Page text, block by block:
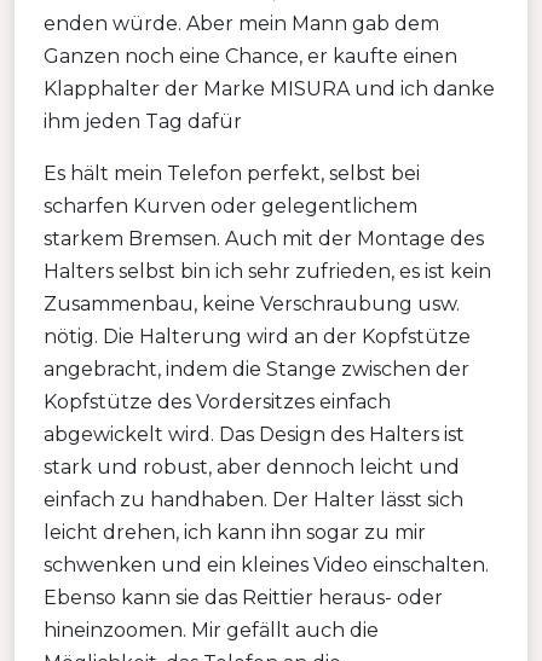
enden würde. Aber mein Mann gab dem
Ganzen noch eine Chance, er kaufte einen
Klapphalter der Marke MISURA und ich danke
ihm jeden Tag dafür
Es hält mein Telefon perfekt, selbst bei
scharfen Kurven oder gelegentlichem
starkem Bremsen. Auch mit der Montage des
Halters selbst bin ich sehr zufrieden, es ist kein
Zusammenbau, keine Verschraubung usw.
nötig. Die Halterung wird an der Kopfstütze
angebracht, indem die Stange zwischen der
Kopfstütze des Vordersitzes einfach
abgewickelt wird. Das Design des Halters ist
stark und robust, aber dennoch leicht und
einfach zu handhaben. Der Halter lässt sich
leicht drehen, ich kann ihn sogar zu mir
schwenken und ein kleines Video einschalten.
Ebenso kann sie das Reittier heraus- oder
hineinzoomen. Mir gefällt auch die